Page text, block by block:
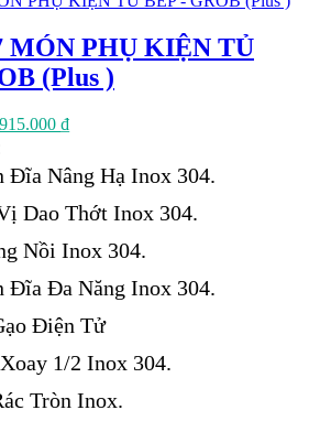
MÓN PHỤ KIỆN TỦ
(Plus )
₫.
₫Giá
là:
13.915.000 ₫.
Đĩa Nâng Hạ Inox 304.
Dao Thớt Inox 304.
Nồi Inox 304.
Đĩa Đa Năng Inox 304.
Điện Tử
1/2 Inox 304.
Tròn Inox.